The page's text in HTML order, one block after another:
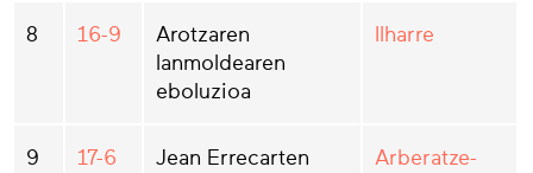
8 16-9
Arotzaren
lanmoldearen
eboluzioa
Ilharre
9 17-6
Jean Errecarten
Arberatze-